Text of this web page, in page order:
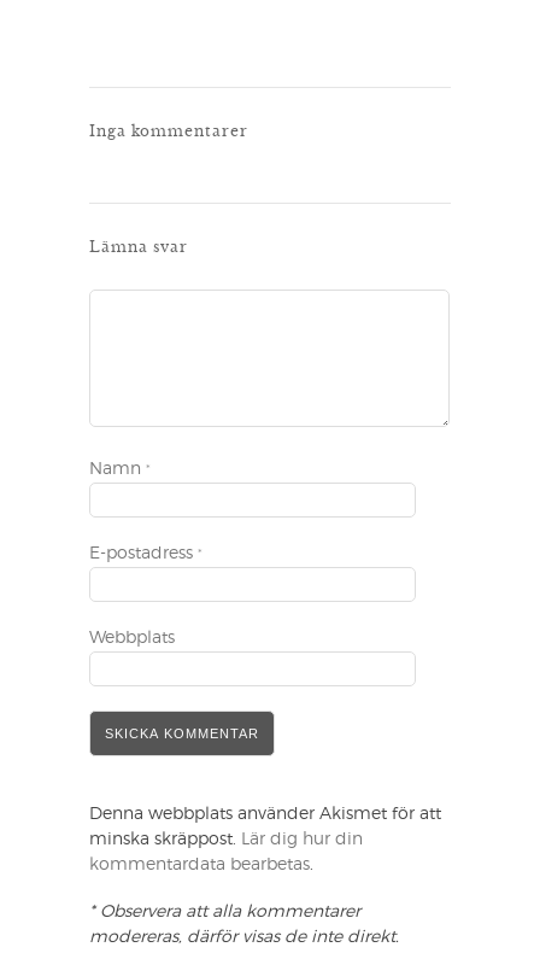
Inga kommentarer
Lämna svar
Namn *
E-postadress *
Webbplats
Denna webbplats använder Akismet för att
minska skräppost. Lär dig hur din
kommentardata bearbetas.
* Observera att alla kommentarer
modereras, därför visas de inte direkt.